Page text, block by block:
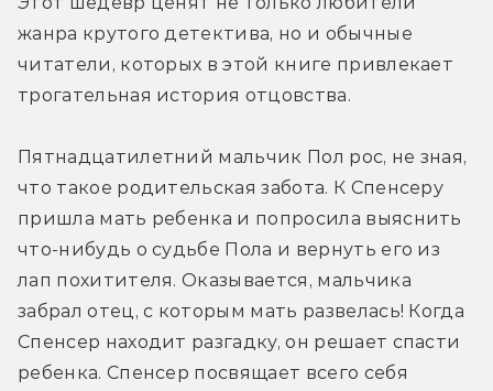
жанра крутого детектива, но и обычные
читатели, которых в этой книге привлекает
трогательная история отцовства.
Пятнадцатилетний мальчик Пол рос, не зная,
что такое родительская забота. К Спенсеру
пришла мать ребенка и попросила выяснить
что-нибудь о судьбе Пола и вернуть его из
лап похитителя. Оказывается, мальчика
забрал отец, с которым мать развелась! Когда
Спенсер находит разгадку, он решает спасти
ребенка. Спенсер посвящает всего себя